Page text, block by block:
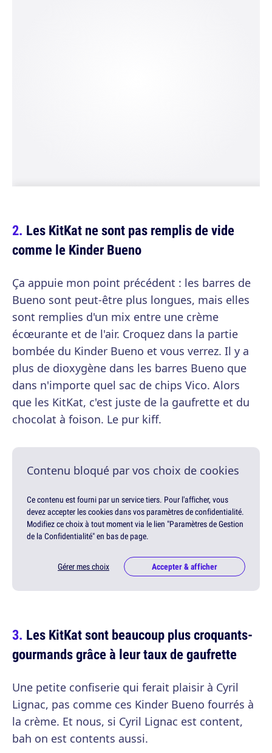
Les KitKat ne sont pas remplis de vide
comme le Kinder Bueno
Ça appuie mon point précédent : les barres de
Bueno sont peut-être plus longues, mais elles
sont remplies d'un mix entre une crème
écœurante et de l'air. Croquez dans la partie
bombée du Kinder Bueno et vous verrez. Il y a
plus de dioxygène dans les barres Bueno que
dans n'importe quel sac de chips Vico. Alors
que les KitKat, c'est juste de la gaufrette et du
chocolat à foison. Le pur kiff.
Contenu bloqué par vos choix de cookies
Ce contenu est fourni par un service tiers. Pour l'afficher, vous
devez accepter les cookies dans vos paramètres de confidentialité.
Modifiez ce choix à tout moment via le lien "Paramètres de Gestion
de la Confidentialité" en bas de page.
Gérer mes choix Accepter & afficher
Les KitKat sont beaucoup plus croquants-
gourmands grâce à leur taux de gaufrette
Une petite confiserie qui ferait plaisir à Cyril
Lignac, pas comme ces Kinder Bueno fourrés à
la crème. Et nous, si Cyril Lignac est content,
bah on est contents aussi.